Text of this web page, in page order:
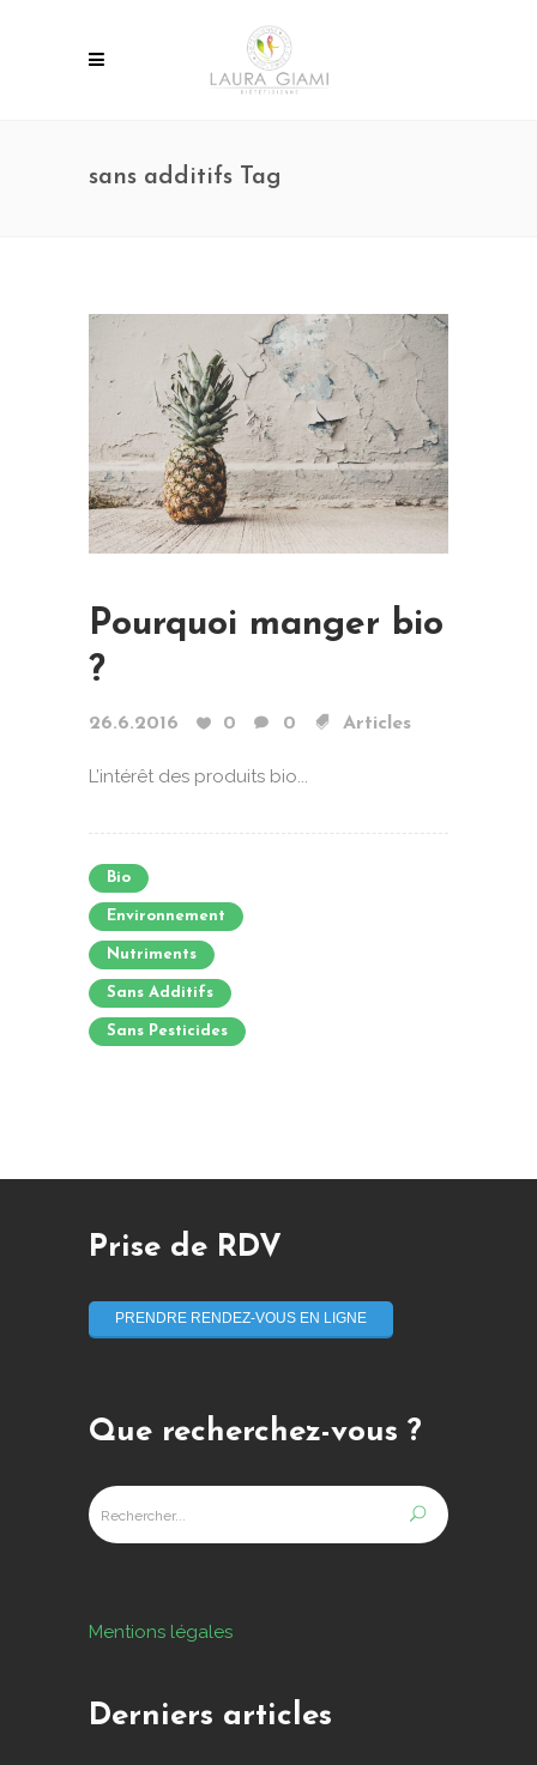
sans additifs Tag
Pourquoi manger bio
?
26.6.2016 0 0 Articles
L’intérêt des produits bio...
Bio
Environnement
Nutriments
Sans Additifs
Sans Pesticides
Prise de RDV
PRENDRE RENDEZ-VOUS EN LIGNE
Que recherchez-vous ?
Mentions légales
Derniers articles